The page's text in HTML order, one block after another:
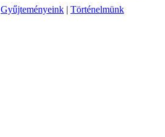
Gyűjteményeink | Történelmünk